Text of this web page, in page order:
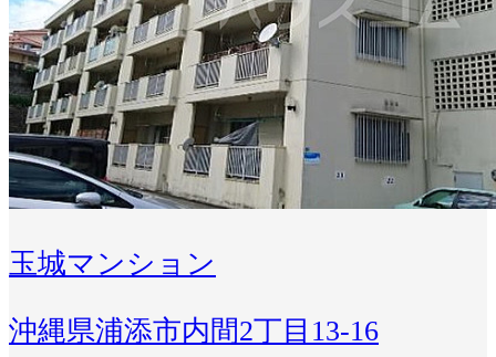
玉城マンション
沖縄県浦添市内間2丁目13-16